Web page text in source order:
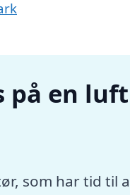
på en luft
som har tid til